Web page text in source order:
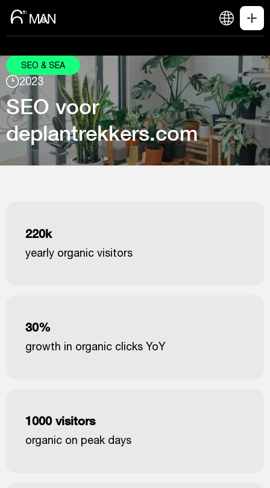
SEO & SEA
SEO voor
deplantrekkers.com
2023
220k
yearly organic visitors
30%
growth in organic clicks YoY
1000 visitors
organic on peak days